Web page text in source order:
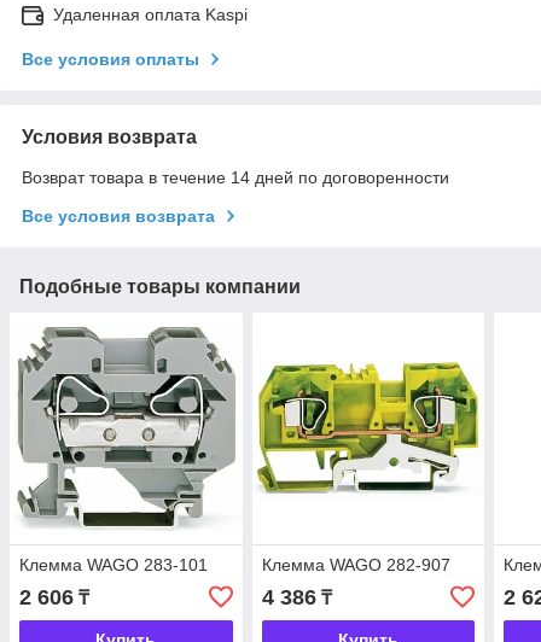
Удаленная оплата Kaspi
Все условия оплаты
Условия возврата
Возврат товара в течение 14 дней по договоренности
Все условия возврата
Подобные товары компании
Клемма WAGO 283-101
2 606 ₸
Клемма WAGO 282-907
4 386₸ 2